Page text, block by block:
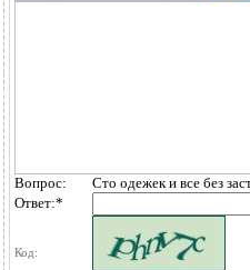
Вопрос:
Сто одежек и все без
Ответ:*
Код: